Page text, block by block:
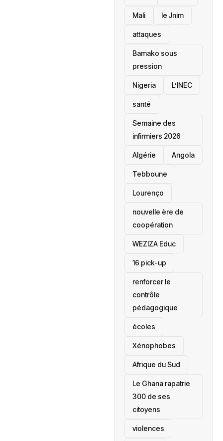
Mali le Jnim
attaques
Bamako sous
pression
‎Nigeria L’INEC
santé ‎
Semaine des
infirmiers 2026
‎Algérie Angola
Tebboune
Lourenço
nouvelle ère de
coopération
‎WEZIZA Educ
16 pick-up
renforcer le
contrôle
pédagogique
écoles
‎Xénophobes
Afrique du Sud
Le Ghana rapatrie
300 de ses
citoyens
violences